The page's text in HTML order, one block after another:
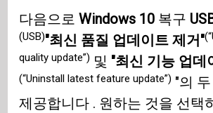
다음으로Windows 10 복구
(USB)"최신 품질 업데이트 제거"
quality update”) 및 "최신 기능 업데
(“Uninstall latest feature update”) "의
제공합니다 . 원하는 것을 선택